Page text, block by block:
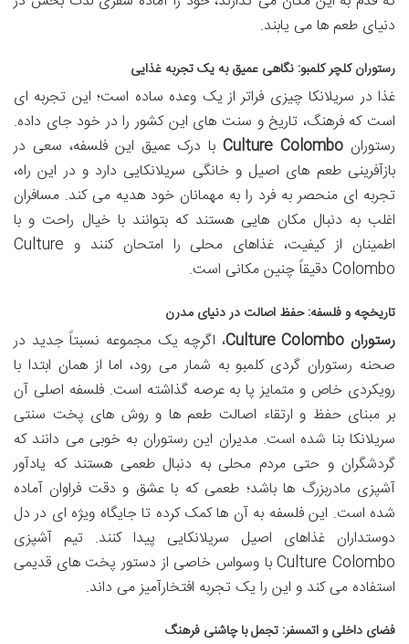
دنیای طعم ها می یابند.
رستوران کلچر کلمبو: نگاهی عمیق به یک تجربه غذایی
غذا در سریلانکا چیزی فراتر از یک وعده ساده است؛ این تجربه ای
است که فرهنگ، تاریخ و سنت های این کشور را در خود جای داده.
رستوران Culture Colomboبا درک عمیق این فلسفه، سعی در
بازآفرینی طعم های اصیل و خانگی سریلانکایی دارد و در این راه،
تجربه ای منحصر به فرد را به مهمانان خود هدیه می کند. مسافران
اغلب به دنبال مکان هایی هستند که بتوانند با خیال راحت و با
اطمینان از کیفیت، غذاهای محلی را امتحان کنند و Culture
Colombo دقیقاً چنین مکانی است.
تاریخچه و فلسفه: حفظ اصالت در دنیای مدرن
رستوران Culture Colombo
، اگرچه یک مجموعه نسبتاً جدید در
صحنه رستوران گردی کلمبو به شمار می رود، اما از همان ابتدا با
رویکردی خاص و متمایز پا به عرصه گذاشته است. فلسفه اصلی آن
بر مبنای حفظ و ارتقاء اصالت طعم ها و روش های پخت سنتی
سریلانکا بنا شده است. مدیران این رستوران به خوبی می دانند که
گردشگران و حتی مردم محلی به دنبال طعمی هستند که یادآور
آشپزی مادربزرگ ها باشد؛ طعمی که با عشق و دقت فراوان آماده
شده است. این فلسفه به آن ها کمک کرده تا جایگاه ویژه ای در دل
دوستداران غذاهای اصیل سریلانکایی پیدا کنند. تیم آشپزی
Culture Colombo با وسواس خاصی از دستور پخت های قدیمی
استفاده می کند و این را یک تجربه افتخارآمیز می داند.
فضای داخلی و اتمسفر: تجمل با چاشنی فرهنگ